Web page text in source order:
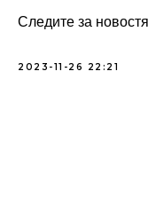
Следите за
2023-11-26 22:21